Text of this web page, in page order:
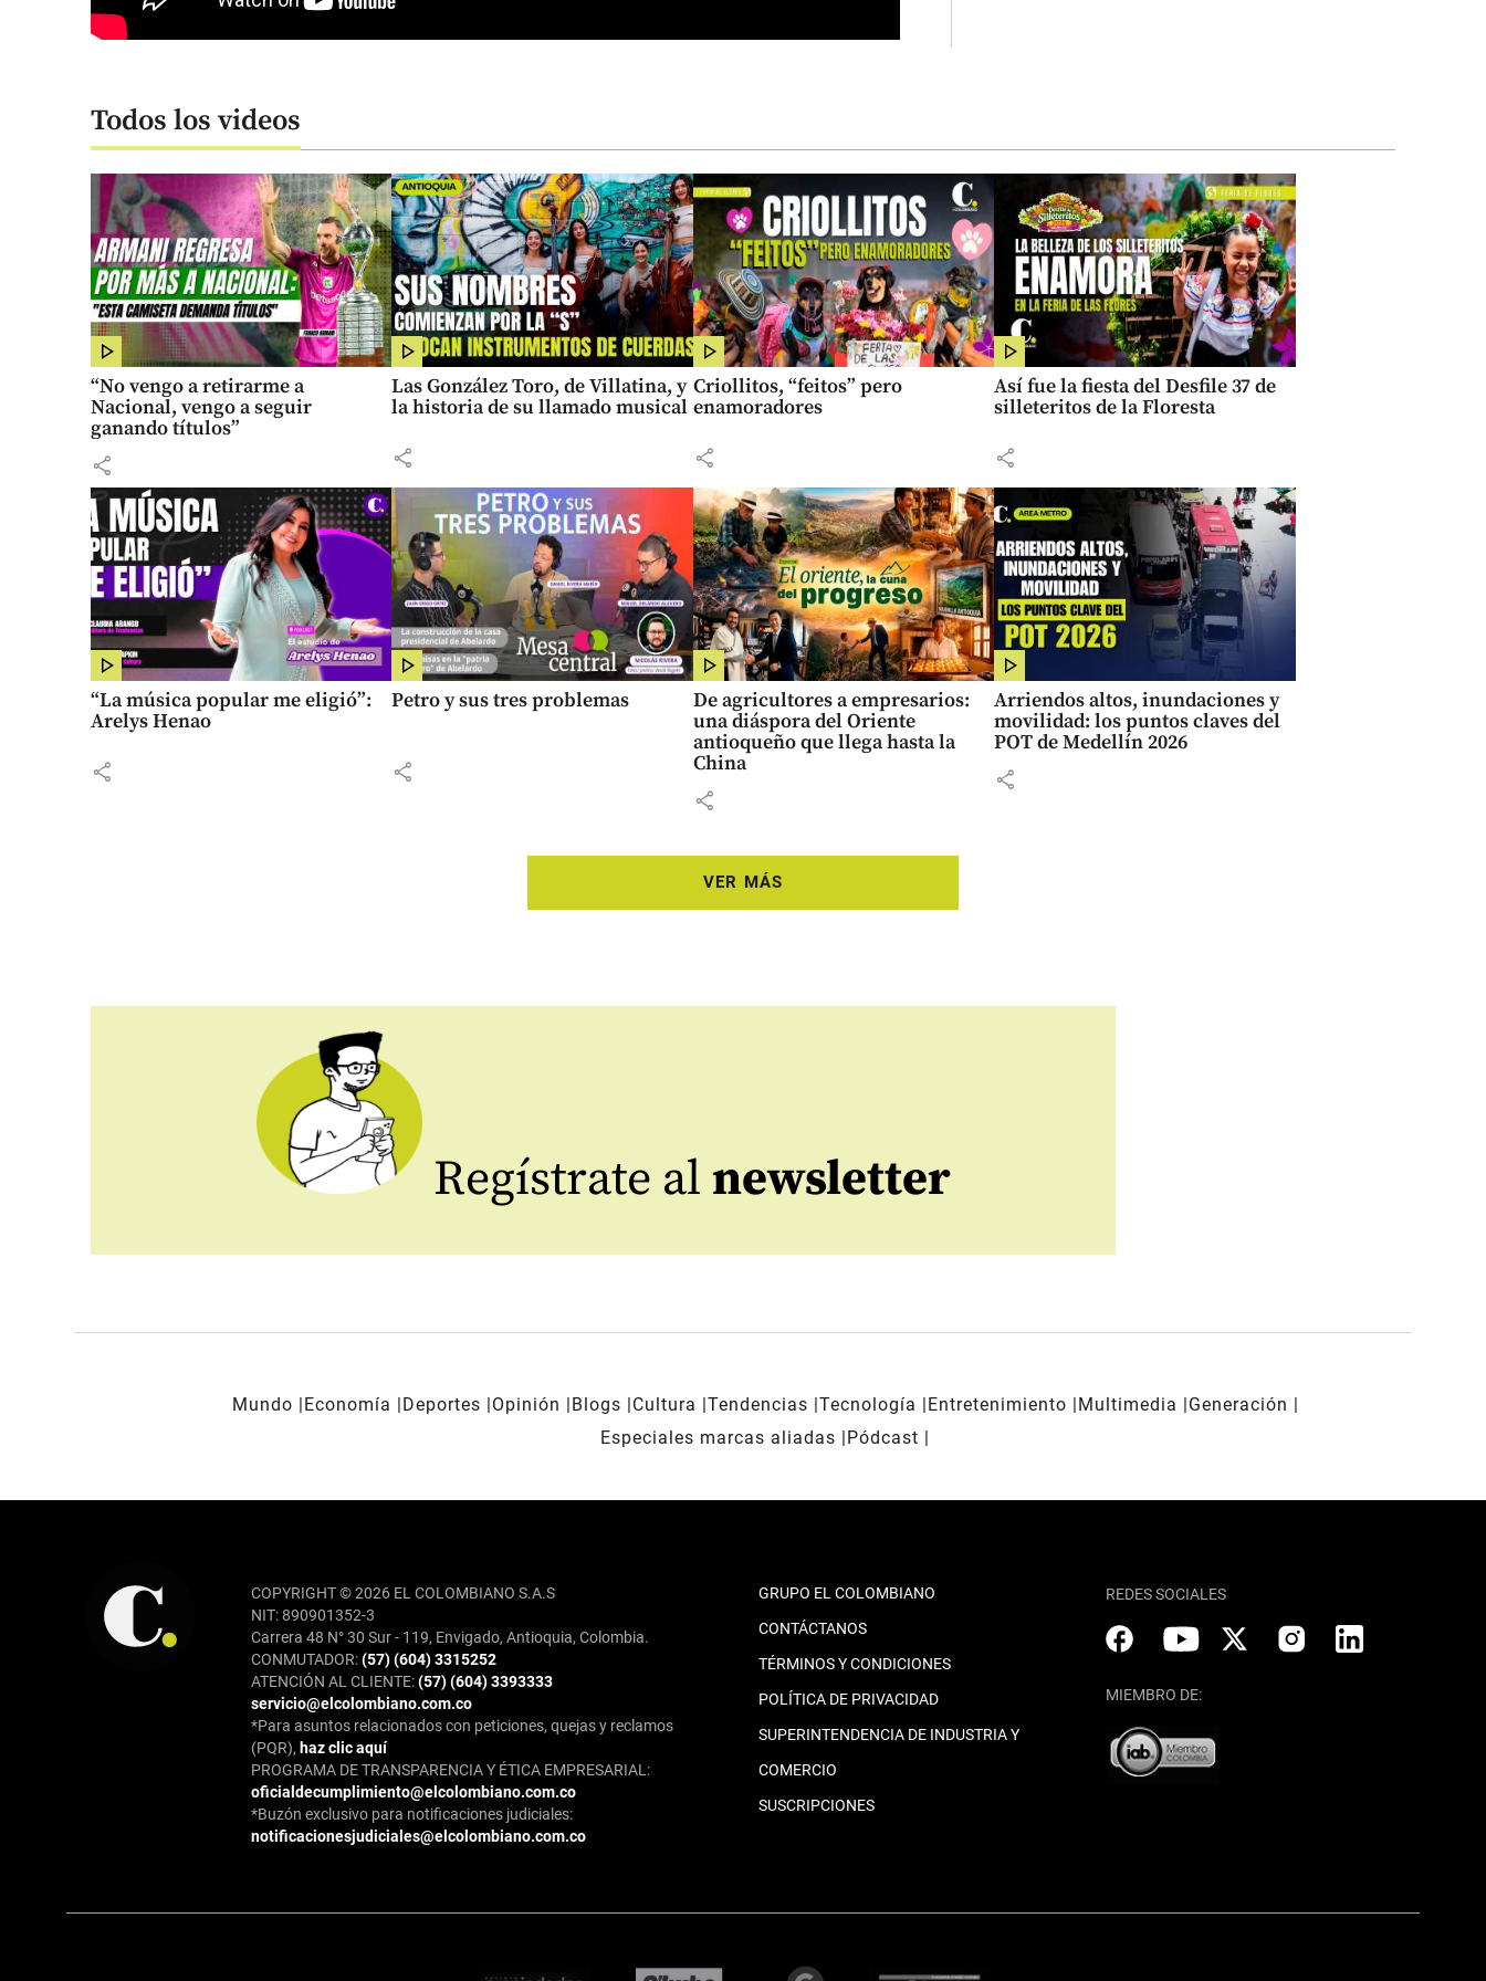
Todos los videos
“No vengo a retirarme a
Nacional, vengo a seguir
ganando títulos”
share
Las González Toro, de Villatina, y
la historia de su llamado musical
share
Criollitos, “feitos” pero
enamoradores
share
Así fue la fiesta del Desfile 37 de
silleteritos de la Floresta
share
“La música popular me eligió”:
Arelys Henao
share
Petro y sus tres problemas
share
De agricultores a empresarios:
una diáspora del Oriente
antioqueño que llega hasta la
China
share
Arriendos altos, inundaciones y
movilidad: los puntos claves del
POT de Medellín 2026
share
VER MÁS
Regístrate al newsletter
Mundo Economía Deportes Opinión Blogs Cultura Tendencias Tecnología Entretenimiento Multimedia
Generación
Especiales marcas aliadas
Pódcast
COPYRIGHT © 2026 EL COLOMBIANO S.A.S
NIT: 890901352-3
Carrera 48 N° 30 Sur - 119, Envigado, Antioquia, Colombia.
CONMUTADOR:(57) (604) 3315252
ATENCIÓN AL CLIENTE:(57) (604) 3393333
servicio@elcolombiano.com.co
*Para asuntos relacionados con peticiones, quejas y reclamos
(PQR), haz clic aquí
PROGRAMA DE TRANSPARENCIA Y ÉTICA EMPRESARIAL:
oficialdecumplimiento@elcolombiano.com.co
*Buzón exclusivo para notificaciones judiciales:
notificacionesjudiciales@elcolombiano.com.co
GRUPO EL COLOMBIANO
CONTÁCTANOS
TÉRMINOS Y CONDICIONES
POLÍTICA DE PRIVACIDAD
SUPERINTENDENCIA DE INDUSTRIA Y
COMERCIO
SUSCRIPCIONES
REDES SOCIALES
MIEMBRO DE: